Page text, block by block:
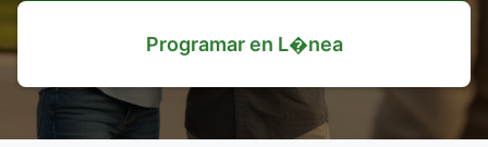
Programar en L�nea